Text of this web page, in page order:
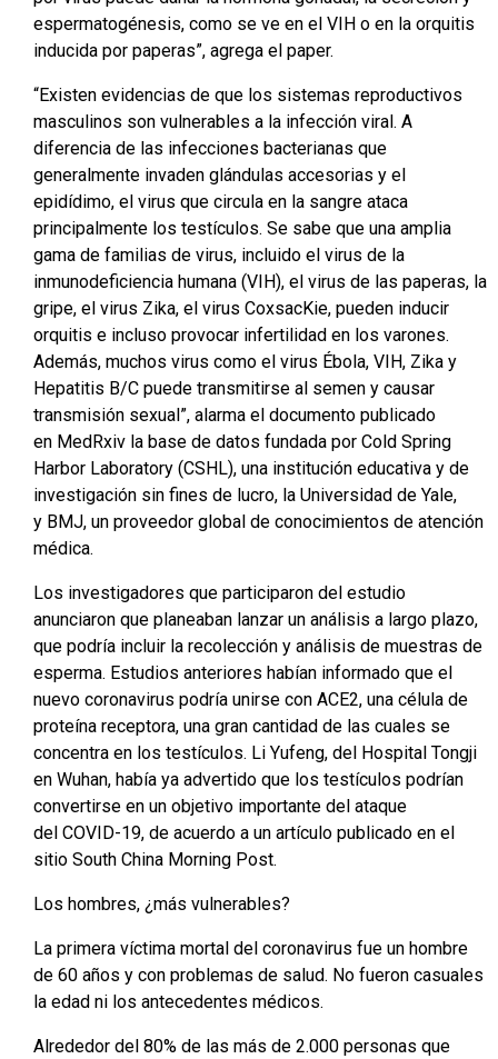
espermatogénesis, como se ve en el VIH o en la orquitis
inducida por paperas”, agrega el paper.
“Existen evidencias de que los sistemas reproductivos
masculinos son vulnerables a la infección viral. A
diferencia de las infecciones bacterianas que
generalmente invaden glándulas accesorias y el
epidídimo, el virus que circula en la sangre ataca
principalmente los testículos. Se sabe que una amplia
gama de familias de virus, incluido el virus de la
inmunodeficiencia humana (VIH), el virus de las paperas, la
gripe, el virus Zika, el virus CoxsacKie, pueden inducir
orquitis e incluso provocar infertilidad en los varones.
Además, muchos virus como el virus Ébola, VIH, Zika y
Hepatitis B/C puede transmitirse al semen y causar
transmisión sexual”, alarma el documento publicado
en MedRxiv la base de datos fundada por Cold Spring
Harbor Laboratory (CSHL), una institución educativa y de
investigación sin fines de lucro, la Universidad de Yale,
y BMJ, un proveedor global de conocimientos de atención
médica.
Los investigadores que participaron del estudio
anunciaron que planeaban lanzar un análisis a largo plazo,
que podría incluir la recolección y análisis de muestras de
esperma. Estudios anteriores habían informado que el
nuevo coronavirus podría unirse con ACE2, una célula de
proteína receptora, una gran cantidad de las cuales se
concentra en los testículos. Li Yufeng, del Hospital Tongji
en Wuhan, había ya advertido que los testículos podrían
convertirse en un objetivo importante del ataque
del COVID-19, de acuerdo a un artículo publicado en el
sitio South China Morning Post.
Los hombres, ¿más vulnerables?
La primera víctima mortal del coronavirus fue un hombre
de 60 años y con problemas de salud. No fueron casuales
la edad ni los antecedentes médicos.
Alrededor del 80% de las más de 2.000 personas que